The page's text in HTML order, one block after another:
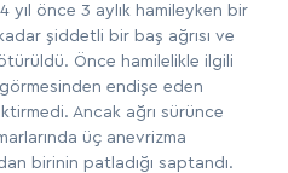
önce 3 aylık hamileyken bir
şiddetli bir baş ağrısı ve
Önce hamilelikle ilgili
endişe eden
Ancak ağrı sürünce
üç anevrizma
birinin patladığı saptandı.